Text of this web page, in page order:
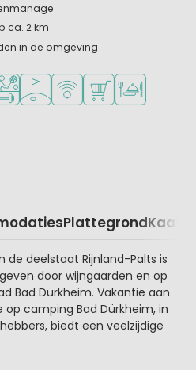
ca. 2 km
in de omgeving
voor jonge kinderen
mogelijkheden om te sporten
Golfbaan in de buurt
WiFi beschikbaar
Campingwinkel/
Restaurant of
PlattegrondKaart
de deelstaat Rijnland-Palts is
door wijngaarden en op
Bad Dürkheim. Vakantie aan
camping Bad Dürkheim, in
biedt een veelzijdige